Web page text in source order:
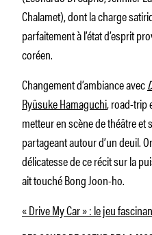
Chalamet), dont la charge
parfaitement à l’état d’esprit
coréen.
Changement d’ambiance avec
Ryûsuke Hamaguchi, road-trip
metteur en scène de théâtre et
partageant autour d’un deuil.
délicatesse de ce récit sur la
ait touché Bong Joon-ho.
« Drive My Car » : le jeu